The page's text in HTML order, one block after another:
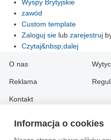
Informacja o cookies
Wyspy Brytyjskie
zawód
Custom template
Zaloguj sie lub zarejestruj
Czytaj&nbsp;dalej
O nas
Reklama
Kontakt
Information in English: